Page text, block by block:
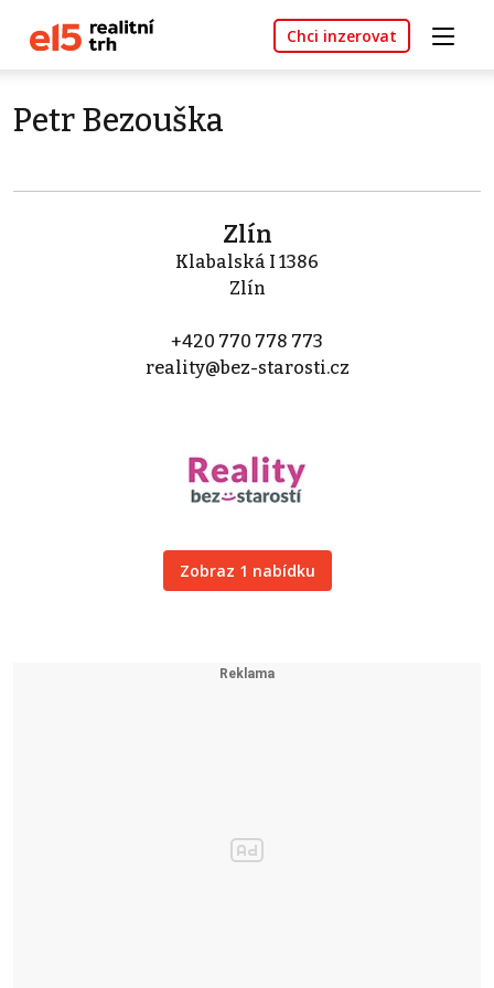
Chci inzerovat
Petr Bezouška
Zlín
Klabalská I 1386
Zlín
+420 770 778 773
reality@bez-starosti.cz
Zobraz 1 nabídku